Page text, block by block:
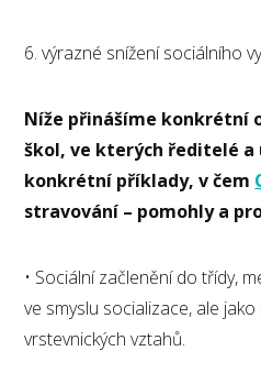
6. výrazné snížení sociálního
Níže přinášíme konkrétní
škol, ve kterých ředitelé
konkrétní příklady, v čem
stravování – pomohly a
• Sociální začlenění do třídy,
ve smyslu socializace, ale
vrstevnických vztahů.